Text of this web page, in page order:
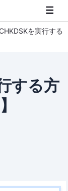
を実行する
する方